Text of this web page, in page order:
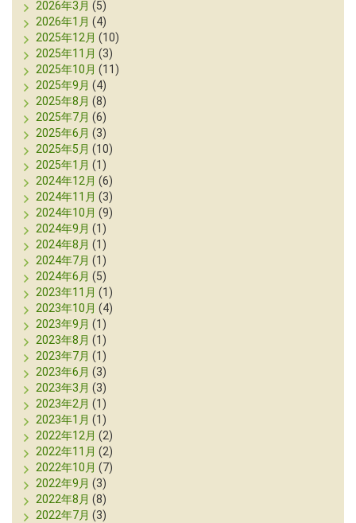
2026年3月 (5)
2026年1月 (4)
2025年12月 (10)
2025年11月 (3)
2025年10月 (11)
2025年9月 (4)
2025年8月 (8)
2025年7月 (6)
2025年6月 (3)
2025年5月 (10)
2025年1月 (1)
2024年12月 (6)
2024年11月 (3)
2024年10月 (9)
2024年9月 (1)
2024年8月 (1)
2024年7月 (1)
2024年6月 (5)
2023年11月 (1)
2023年10月 (4)
2023年9月 (1)
2023年8月 (1)
2023年7月 (1)
2023年6月 (3)
2023年3月 (3)
2023年2月 (1)
2023年1月 (1)
2022年12月 (2)
2022年11月 (2)
2022年10月 (7)
2022年9月 (3)
2022年8月 (8)
2022年7月 (3)